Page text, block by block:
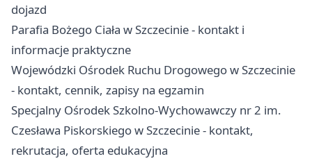
dojazd
Parafia Bożego Ciała w Szczecinie - kontakt i
informacje praktyczne
Wojewódzki Ośrodek Ruchu Drogowego w Szczecinie
- kontakt, cennik, zapisy na egzamin
Specjalny Ośrodek Szkolno-Wychowawczy nr 2 im.
Czesława Piskorskiego w Szczecinie - kontakt,
rekrutacja, oferta edukacyjna